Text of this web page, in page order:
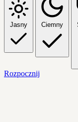
Jasny Ciemny
Rozpocznij